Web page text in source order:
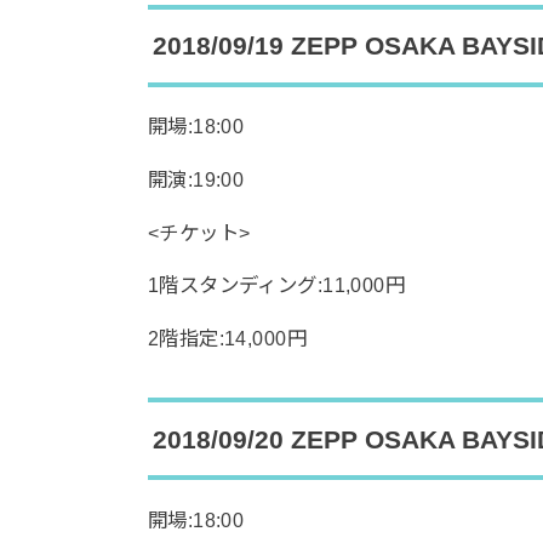
2018/09/19 ZEPP OSAKA
開場:18:00
開演:19:00
<チケット>
1階スタンディング:11,000円
2階指定:14,000円
2018/09/20 ZEPP OSAKA
開場:18:00